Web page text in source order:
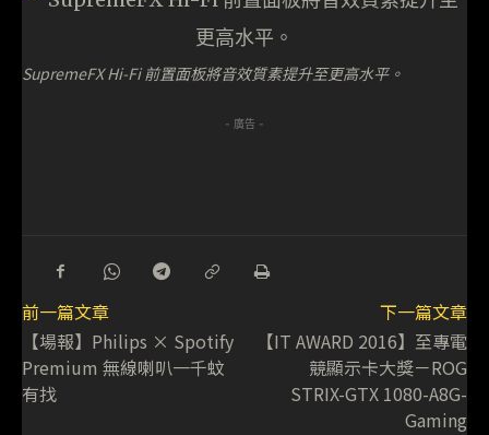
SupremeFX Hi-Fi 前置面板將音效質素提升至更高水平。
- 廣告 -
前一篇文章
【場報】Philips × Spotify
Premium 無線喇叭一千蚊
有找
下一篇文章
【IT AWARD 2016】至專電
競顯示卡大獎－ROG
STRIX-GTX 1080-A8G-
Gaming